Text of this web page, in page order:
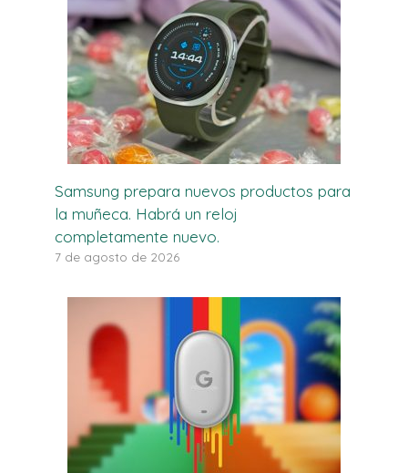
Samsung prepara nuevos productos para
la muñeca. Habrá un reloj
completamente nuevo.
7 de agosto de 2026